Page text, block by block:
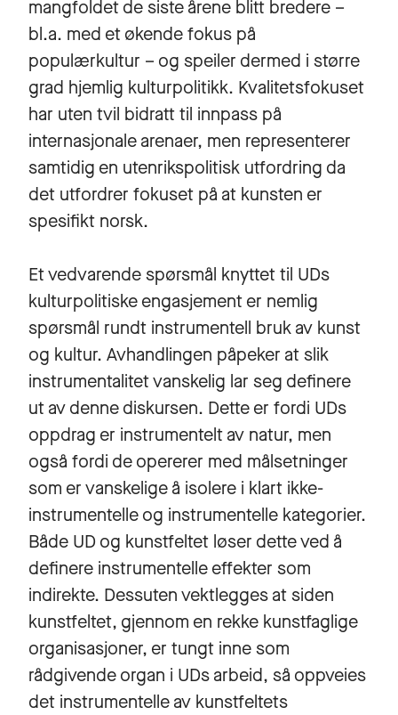
mangfoldet de siste årene blitt bredere –
bl.a. med et økende fokus på
populærkultur – og speiler dermed i større
grad hjemlig kulturpolitikk. Kvalitetsfokuset
har uten tvil bidratt til innpass på
internasjonale arenaer, men representerer
samtidig en utenrikspolitisk utfordring da
det utfordrer fokuset på at kunsten er
spesifikt norsk.
Et vedvarende spørsmål knyttet til UDs
kulturpolitiske engasjement er nemlig
spørsmål rundt instrumentell bruk av kunst
og kultur. Avhandlingen påpeker at slik
instrumentalitet vanskelig lar seg definere
ut av denne diskursen. Dette er fordi UDs
oppdrag er instrumentelt av natur, men
også fordi de opererer med målsetninger
som er vanskelige å isolere i klart ikke-
instrumentelle og instrumentelle kategorier.
Både UD og kunstfeltet løser dette ved å
definere instrumentelle effekter som
indirekte. Dessuten vektlegges at siden
kunstfeltet, gjennom en rekke kunstfaglige
organisasjoner, er tungt inne som
rådgivende organ i UDs arbeid, så oppveies
det instrumentelle av kunstfeltets